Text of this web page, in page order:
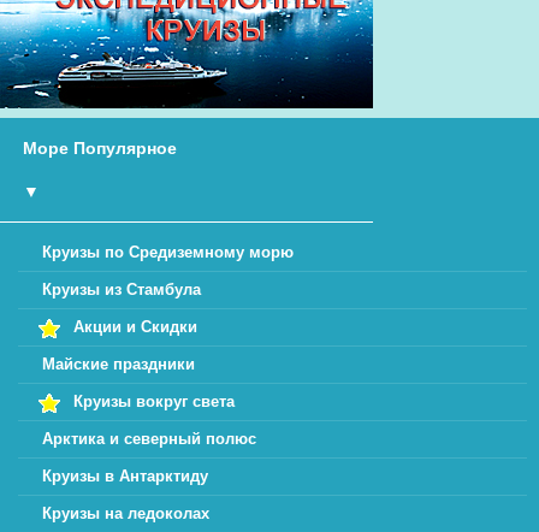
Море Популярное
▼
Круизы по Средиземному морю
Круизы из Стамбула
Акции и Скидки
Майские праздники
Круизы вокруг света
Арктика и северный полюс
Круизы в Антарктиду
Круизы на ледоколах